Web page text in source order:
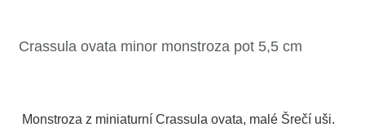
Crassula ovata minor monstroza pot 5,5 cm
Monstroza z miniaturní Crassula ovata, malé Šrečí uši.